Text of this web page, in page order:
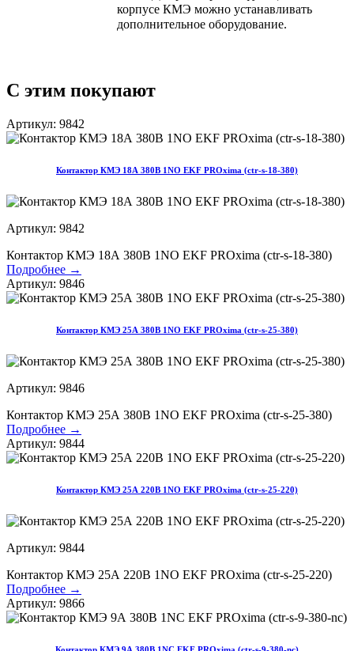
корпусе КМЭ можно устанавливать
дополнительное оборудование.
С этим покупают
Артикул: 9842
Контактор КМЭ 18А 380В 1NO EKF PROxima (ctr-s-18-380)
Артикул: 9842
Контактор КМЭ 18А 380В 1NO EKF PROxima (ctr-s-18-380)
Подробнее →
Артикул: 9846
Контактор КМЭ 25А 380В 1NO EKF PROxima (ctr-s-25-380)
Артикул: 9846
Контактор КМЭ 25А 380В 1NO EKF PROxima (ctr-s-25-380)
Подробнее →
Артикул: 9844
Контактор КМЭ 25А 220В 1NO EKF PROxima (ctr-s-25-220)
Артикул: 9844
Контактор КМЭ 25А 220В 1NO EKF PROxima (ctr-s-25-220)
Подробнее →
Артикул: 9866